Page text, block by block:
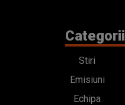
Categorii
Stiri
Emisiuni
Echipa